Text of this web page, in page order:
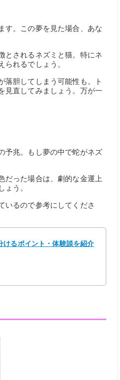
す。この夢を見た場合、あな
とされるネズミと猫。特にネ
れるでしょう。
落胆してしまう可能性も。ト
見直してみましょう。万が一
予兆。もし夢の中で蛇がネズ
だった場合は、劇的な金運上
う。
いるので参考にしてくださ
けるポイント・体験談を紹介